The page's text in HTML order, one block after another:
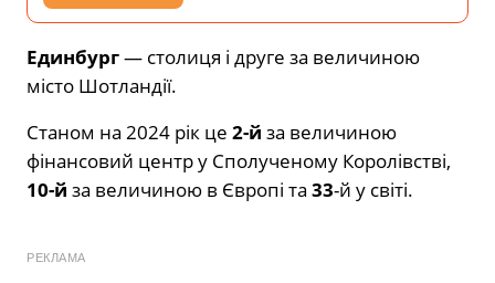
Единбург— столиця і друге за величиною
місто Шотландії.
Станом на 2024 рік це 2-й за величиною
фінансовий центр у Сполученому Королівстві,
10-й за величиною в Європі та 33-й у світі.
РЕКЛАМА